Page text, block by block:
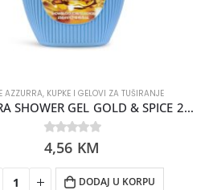
AZZURRA, KUPKE I GELOVI ZA TUŠIRANJE
F AZZURRA SHOWER GEL GOLD & SPICE 250ML
0out of 5
4,56 KM
DODAJ U KORPU